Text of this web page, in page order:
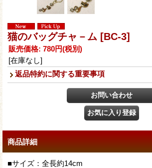
猫のバッグチャ－ム [BC-3]
販売価格: 780円(税別)
[在庫なし]
返品特約に関する重要事項
商品詳細
■サイズ：全長約14cm